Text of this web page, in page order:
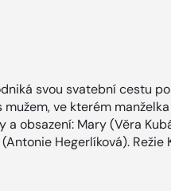
svou svatební cestu
ve kterém
a obsazení: Mary (Věra
Hegerlíková). Režie